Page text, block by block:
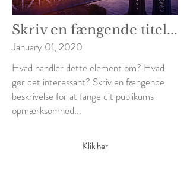
Skriv en fængende titel...
January 01, 2020
Hvad handler dette element om? Hvad
gør det interessant? Skriv en fængende
beskrivelse for at fange dit publikums
opmærksomhed...
Klik her